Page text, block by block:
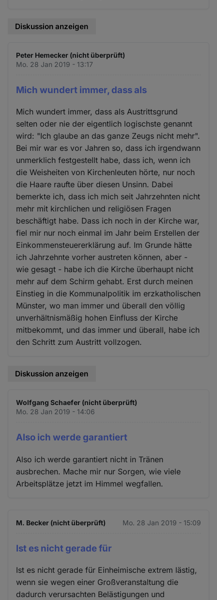
Diskussion anzeigen
Peter Hemecker (nicht überprüft)
Mo. 28 Jan 2019 - 13:17
Mich wundert immer, dass als
Mich wundert immer, dass als Austrittsgrund
selten oder nie der eigentlich logischste genannt
wird: "Ich glaube an das ganze Zeugs nicht mehr".
Bei mir war es vor Jahren so, dass ich irgendwann
unmerklich festgestellt habe, dass ich, wenn ich
die Weisheiten von Kirchenleuten hörte, nur noch
die Haare raufte über diesen Unsinn. Dabei
bemerkte ich, dass ich mich seit Jahrzehnten nicht
mehr mit kirchlichen und religiösen Fragen
beschäftigt habe. Dass ich noch in der Kirche war,
fiel mir nur noch einmal im Jahr beim Erstellen der
Einkommensteuererklärung auf. Im Grunde hätte
ich Jahrzehnte vorher austreten können, aber -
wie gesagt - habe ich die Kirche überhaupt nicht
mehr auf dem Schirm gehabt. Erst durch meinen
Einstieg in die Kommunalpolitik im erzkatholischen
Münster, wo man immer und überall den völlig
unverhältnismäßig hohen Einfluss der Kirche
mitbekommt, und das immer und überall, habe ich
den Schritt zum Austritt vollzogen.
Diskussion anzeigen
Wolfgang Schaefer (nicht überprüft)
Mo. 28 Jan 2019 - 14:06
Also ich werde garantiert
Also ich werde garantiert nicht in Tränen
ausbrechen. Mache mir nur Sorgen, wie viele
Arbeitsplätze jetzt im Himmel wegfallen.
M. Becker (nicht überprüft) Mo. 28 Jan 2019 - 15:09
Ist es nicht gerade für
Ist es nicht gerade für Einheimische extrem lästig,
wenn sie wegen einer Großveranstaltung die
dadurch verursachten Belästigungen und